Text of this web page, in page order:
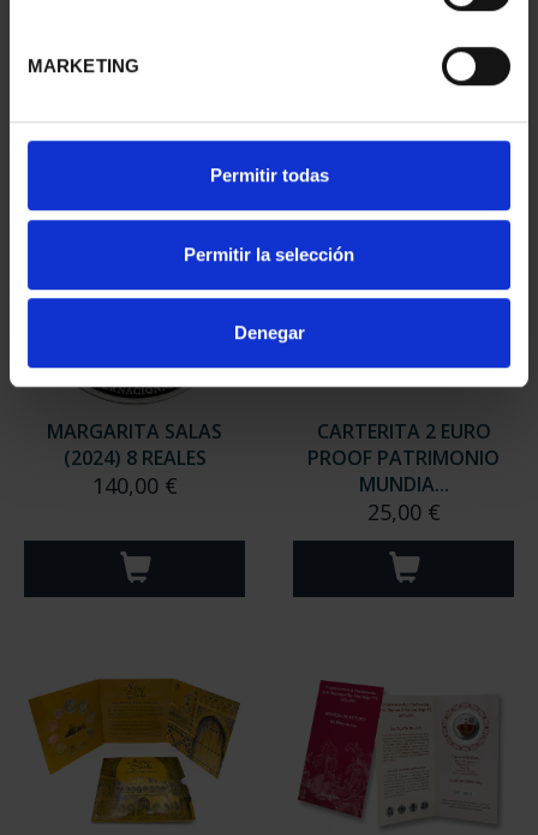
MARKETING
Permitir todas
Permitir la selección
Denegar
73,00 € 595,00 €
MARGARITA SALAS
(2024) 8 REALES
140,00 €
CARTERITA 2 EURO
PROOF PATRIMONIO
MUNDIA...
25,00 €